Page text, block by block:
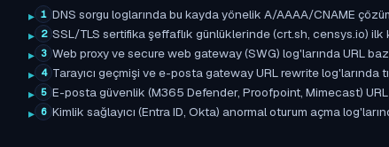
1 DNS sorgu loglarında bu kayda yönelik A/AAAA/CNAME
2 SSL/TLS sertifika şeffaflık günlüklerinde (crt.sh, censys.io)
3 Web proxy ve secure web gateway (SWG) log'larında URL
4 Tarayıcı geçmişi ve e-posta gateway URL rewrite
5 E-posta güvenlik (M365 Defender, Proofpoint, Mimecast) URL
6 Kimlik sağlayıcı (Entra ID, Okta) anormal oturum açma